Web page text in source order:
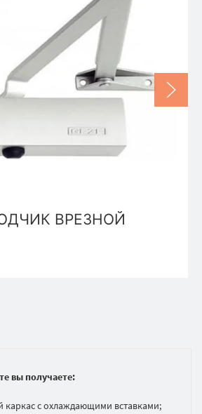
ВРЕЗНОЙ
вы получаете:
с охлаждающими вставками;